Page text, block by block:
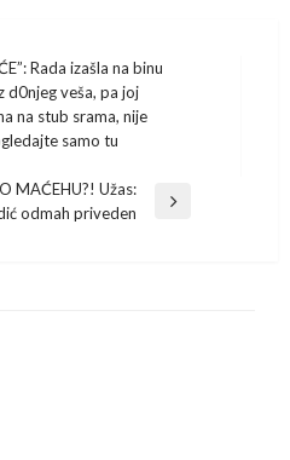
Rada izašla na binu
d0njeg veša, pa joj
na stub srama, nije
samo tu
MAĆEHU?! Užas:
odmah priveden